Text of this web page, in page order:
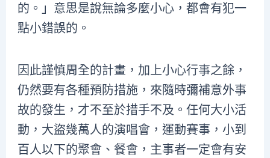
的。」意思是說無論多麼小心，都會有犯一
點小錯誤的。
因此謹慎周全的計畫，加上小心行事之餘，
仍然要有各種預防措施，來隨時彌補意外事
故的發生，才不至於措手不及。任何大小活
動，大盜幾萬人的演唱會，運動賽事，小到
百人以下的聚會、餐會，主事者一定會有安